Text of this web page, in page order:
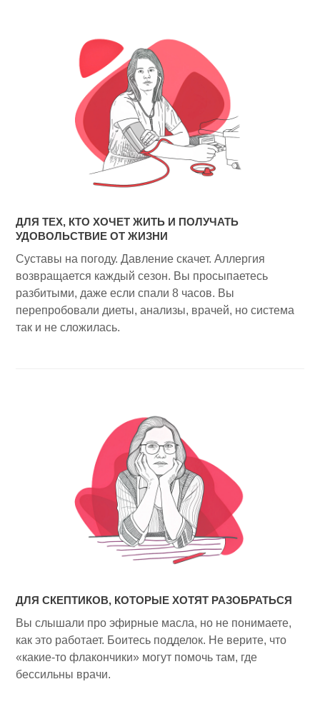
ДЛЯ ТЕХ, КТО ХОЧЕТ ЖИТЬ И ПОЛУЧАТЬ
УДОВОЛЬСТВИЕ ОТ ЖИЗНИ
Суставы на погоду. Давление скачет. Аллергия
возвращается каждый сезон. Вы просыпаетесь
разбитыми, даже если спали 8 часов. Вы
перепробовали диеты, анализы, врачей, но система
так и не сложилась.
ДЛЯ СКЕПТИКОВ, КОТОРЫЕ ХОТЯТ РАЗОБРАТЬСЯ
Вы слышали про эфирные масла, но не понимаете,
как это работает. Боитесь подделок. Не верите, что
«какие-то флакончики» могут помочь там, где
бессильны врачи.